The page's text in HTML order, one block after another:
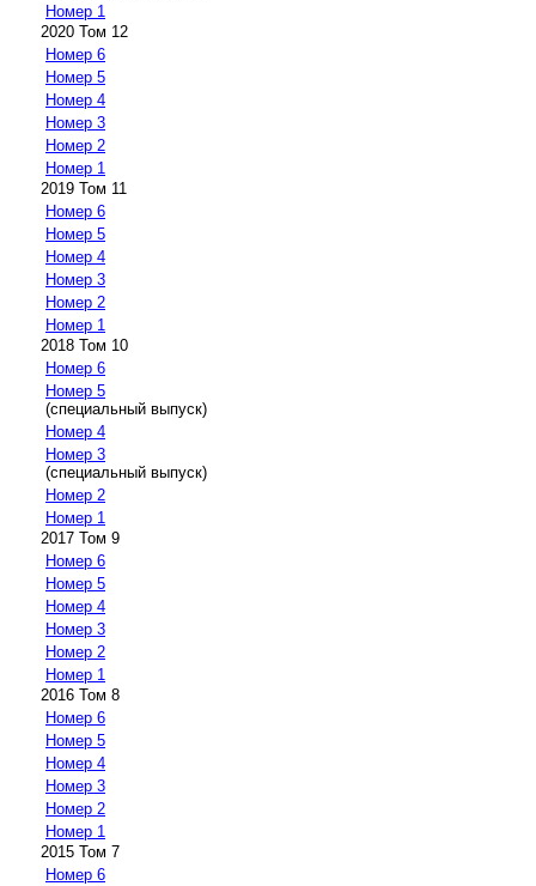
Номер 1
2020 Том 12
Номер 6
Номер 5
Номер 4
Номер 3
Номер 2
Номер 1
2019 Том 11
Номер 6
Номер 5
Номер 4
Номер 3
Номер 2
Номер 1
2018 Том 10
Номер 6
Номер 5
(специальный выпуск)
Номер 4
Номер 3
(специальный выпуск)
Номер 2
Номер 1
2017 Том 9
Номер 6
Номер 5
Номер 4
Номер 3
Номер 2
Номер 1
2016 Том 8
Номер 6
Номер 5
Номер 4
Номер 3
Номер 2
Номер 1
2015 Том 7
Номер 6